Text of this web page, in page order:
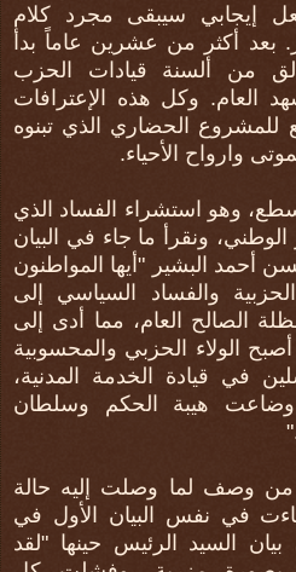
إيجابي سيبقى مجرد كلام
بعد أكثر من عشرين عاماً بدأ
من ألسنة قيادات الحزب
العام. وكل هذه الإعترافات
الحضاري الذي تبنوه
وارواح الأحياء.
وهو استشراء الفساد الذي
ونقرأ ما جاء في البيان
أحمد البشير "أيها المواطنون
والفساد السياسي إلى
الصالح العام، مما أدى إلى
أصبح الولاء الحزبي والمحسوبية
في قيادة الخدمة المدنية،
وضاعت هيبة الحكم وسلطان
من وصف لما وصلت إليه حالة
في نفس البيان الأول في
في بيان السيد الرئيس حينها "لقد